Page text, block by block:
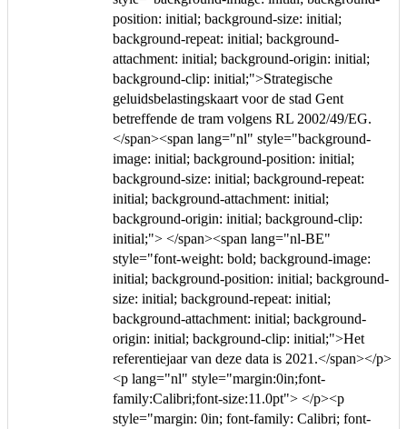
position: initial; background-size: initial;
background-repeat: initial; background-
attachment: initial; background-origin: initial;
background-clip: initial;">Strategische
geluidsbelastingskaart voor de stad Gent
betreffende de tram volgens RL 2002/49/EG.
</span><span lang="nl" style="background-
image: initial; background-position: initial;
background-size: initial; background-repeat:
initial; background-attachment: initial;
background-origin: initial; background-clip:
initial;"> </span><span lang="nl-BE"
style="font-weight: bold; background-image:
initial; background-position: initial; background-
size: initial; background-repeat: initial;
background-attachment: initial; background-
origin: initial; background-clip: initial;">Het
referentiejaar van deze data is 2021.</span></p>
<p lang="nl" style="margin:0in;font-
family:Calibri;font-size:11.0pt"> </p><p
style="margin: 0in; font-family: Calibri; font-